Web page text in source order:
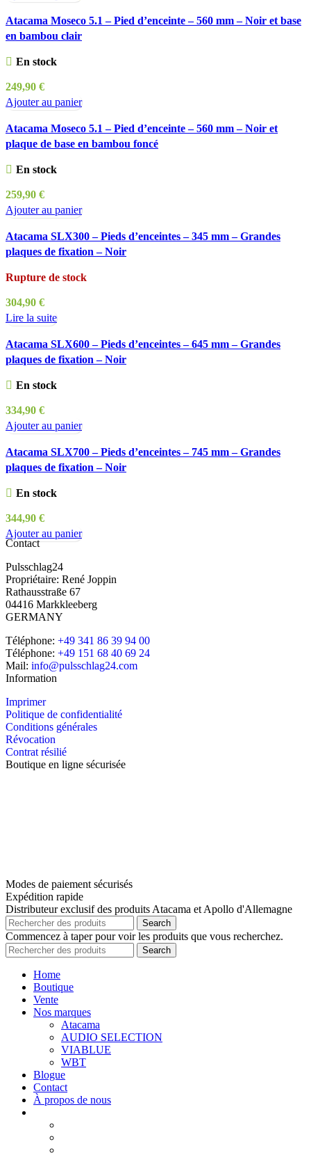
Atacama Moseco 5.1 – Pied d’enceinte – 560 mm – Noir et base
en bambou clair
En stock
249,90 €
Ajouter au panier
Atacama Moseco 5.1 – Pied d’enceinte – 560 mm – Noir et
plaque de base en bambou foncé
En stock
259,90 €
Ajouter au panier
Atacama SLX300 – Pieds d’enceintes – 345 mm – Grandes
plaques de fixation – Noir
Rupture de stock
304,90 €
Lire la suite
Atacama SLX600 – Pieds d’enceintes – 645 mm – Grandes
plaques de fixation – Noir
En stock
334,90 €
Ajouter au panier
Atacama SLX700 – Pieds d’enceintes – 745 mm – Grandes
plaques de fixation – Noir
En stock
344,90 €
Ajouter au panier
Contact
Pulsschlag24
Propriétaire: René Joppin
Rathausstraße 67
04416 Markkleeberg
GERMANY
Téléphone: +49 341 86 39 94 00
Téléphone: +49 151 68 40 69 24
Mail: info@pulsschlag24.com
Information
Imprimer
Politique de confidentialité
Conditions générales
Révocation
Contrat résilié
Boutique en ligne sécurisée
Modes de paiement sécurisés
Expédition rapide
Distributeur exclusif des produits Atacama et Apollo d'Allemagne
Search
Commencez à taper pour voir les produits que vous recherchez.
Search
Home
Boutique
Vente
Nos marques
Atacama
AUDIO SELECTION
VIABLUE
WBT
Blogue
Contact
À propos de nous